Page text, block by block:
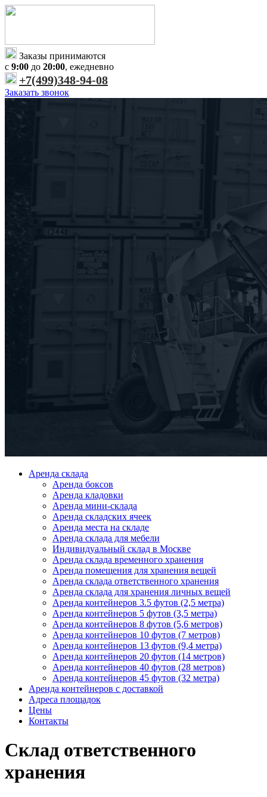
Заказы принимаются
с 9:00 до 20:00, ежедневно
+7(499)348-94-08
Заказать звонок
Аренда склада
Аренда боксов
Аренда кладовки
Аренда мини-склада
Аренда складских ячеек
Аренда места на складе
Аренда склада для мебели
Индивидуальный склад в Москве
Аренда склада временного хранения
Аренда помещения для хранения вещей
Аренда склада ответственного хранения
Аренда склада для хранения личных вещей
Аренда контейнеров 3.5 футов (2,5 метра)
Аренда контейнеров 5 футов (3,5 метра)
Аренда контейнеров 8 футов (5,6 метров)
Аренда контейнеров 10 футов (7 метров)
Аренда контейнеров 13 футов (9,4 метра)
Аренда контейнеров 20 футов (14 метров)
Аренда контейнеров 40 футов (28 метров)
Аренда контейнеров 45 футов (32 метра)
Аренда контейнеров с доставкой
Адреса площадок
Цены
Контакты
Склад ответственного
хранения